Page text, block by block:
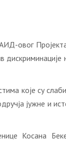
овог
које су
јужне и
Косана